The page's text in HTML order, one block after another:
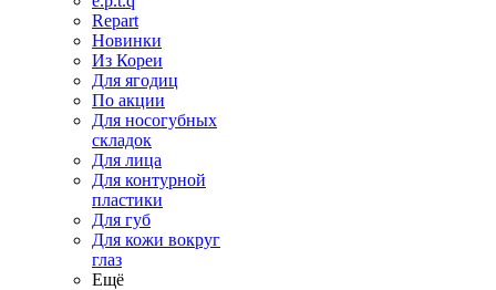
Repart
Новинки
Из Кореи
Для ягодиц
По акции
Для носогубных
складок
Для лица
Для контурной
пластики
Для губ
Для кожи вокруг
глаз
Ещё